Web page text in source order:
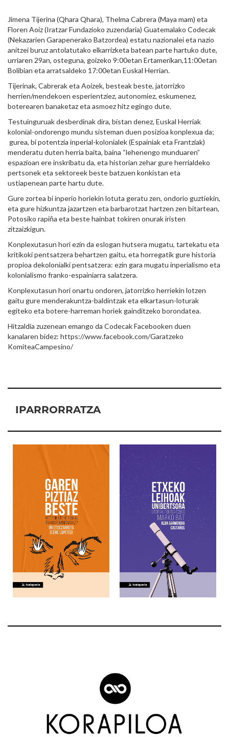
Jimena Tijerina (Qhara Qhara), Thelma Cabrera (Maya mam) eta
Floren Aoiz (Iratzar Fundazioko zuzendaria) Guatemalako Codecak
(Nekazarien Garapenerako Batzordea) estatu nazionalei eta nazio
anitzei buruz antolatutako elkarrizketa batean parte hartuko dute,
urriaren 29an, osteguna, goizeko 9:00etan Ertamerikan,11:00etan
Bolibian eta arratsaldeko 17:00etan Euskal Herrian.
Tijerinak, Cabrerak eta Aoizek, besteak beste, jatorrizko
herrien/mendekoen esperientziez, autonomiez, eskumenez,
boterearen banaketaz eta asmoez hitz egingo dute.
Testuinguruak desberdinak dira, bistan denez, Euskal Herriak
kolonial-ondorengo mundu sisteman duen posizioa konplexua da;
gurea, bi potentzia inperial-kolonialek (Espainiak eta Frantziak)
menderatu duten herria baita, baina “lehenengo munduaren”
espazioan ere inskribatu da, eta historian zehar gure herrialdeko
pertsonek eta sektoreek beste batzuen konkistan eta
ustiapenean parte hartu dute.
Gure zortea bi inperio horiekin lotuta geratu zen, ondorio guztiekin,
eta gure hizkuntza jazartzen eta barbarotzat hartzen zen bitartean,
Potosiko rapiña eta beste hainbat tokiren onurak iristen
zitzaizkigun.
Konplexutasun hori ezin da eslogan hutsera mugatu, tartekatu eta
kritikoki pentsatzera behartzen gaitu, eta horregatik gure historia
propioa dekolonialki pentsatzera: ezin gara mugatu inperialismo eta
kolonialismo franko-espainiarra salatzera.
Konplexutasun hori onartu ondoren, jatorrizko herriekin lotzen
gaitu gure menderakuntza-baldintzak eta elkartasun-loturak
egiteko eta botere-harreman horiek gainditzeko borondatea.
Hitzaldia zuzenean emango da Codecak Facebooken duen
kanalaren bidez: https://www.facebook.com/Garatzeko
KomiteaCampesino/
IPARRORRATZA